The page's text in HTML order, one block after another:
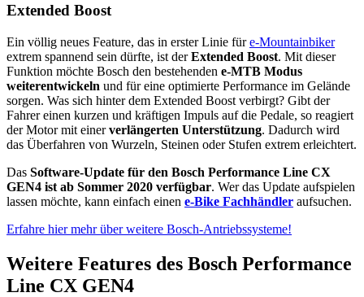
Extended Boost
Ein völlig neues Feature, das in erster Linie füre-Mountainbiker
extrem spannend sein dürfte, ist derExtended Boost. Mit dieser
Funktion möchte Bosch den bestehenden e-MTB Modus
weiterentwickeln und für eine optimierte Performance im Gelände
sorgen. Was sich hinter dem Extended Boost verbirgt? Gibt der
Fahrer einen kurzen und kräftigen Impuls auf die Pedale, so reagiert
der Motor mit einerverlängerten Unterstützung. Dadurch wird
das Überfahren von Wurzeln, Steinen oder Stufen extrem erleichtert.
Das Software-Update für den Bosch Performance Line CX
GEN4 ist ab Sommer 2020 verfügbar. Wer das Update aufspielen
lassen möchte, kann einfach einen e-Bike Fachhändler aufsuchen.
Erfahre hier mehr über weitere Bosch-Antriebssysteme!
Weitere Features des Bosch Performance
Line CX GEN4